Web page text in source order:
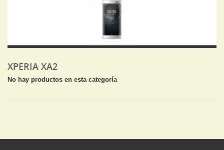
XPERIA XA2
No hay productos en esta categoría